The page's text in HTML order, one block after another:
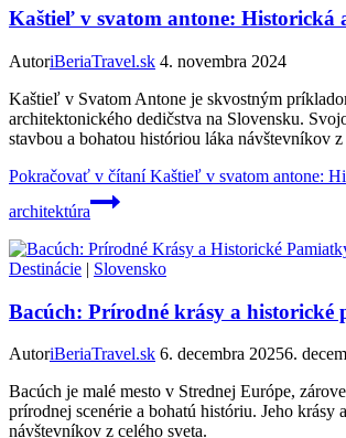
Kaštieľ v svatom antone: Historická
AutoriBeriaTravel.sk 4. novembra 2024
Kaštieľ v Svatom Antone je skvostným
architektonického dedičstva na Slovensku.
stavbou a bohatou históriou láka návštevníkov z
Pokračovať v čítaníKaštieľ v svatom antone:
architektúra
Destinácie | Slovensko
Bacúch: Prírodné krásy a historické
AutoriBeriaTravel.sk 6. decembra 20256.
Bacúch je malé mesto v Strednej Európe,
prírodnej scenérie a bohatú históriu. Jeho krásy
návštevníkov z celého sveta.